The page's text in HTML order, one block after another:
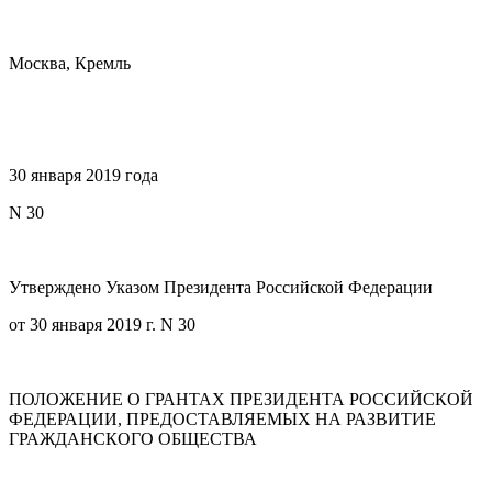
Москва, Кремль
30 января 2019 года
N 30
Утверждено Указом Президента Российской Федерации
от 30 января 2019 г. N 30
ПОЛОЖЕНИЕ О ГРАНТАХ ПРЕЗИДЕНТА РОССИЙСКОЙ
ФЕДЕРАЦИИ, ПРЕДОСТАВЛЯЕМЫХ НА РАЗВИТИЕ
ГРАЖДАНСКОГО ОБЩЕСТВА